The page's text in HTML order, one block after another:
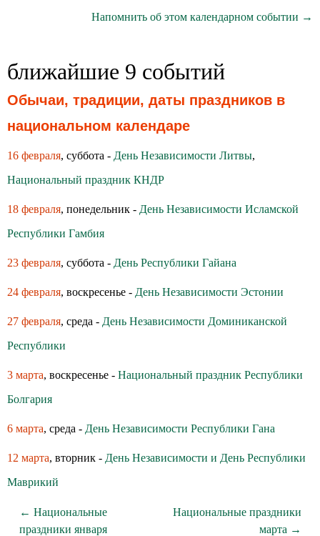
Напомнить об этом календарном событии →
ближайшие 9 событий
Обычаи, традиции, даты праздников в
национальном календаре
16 февраля, суббота - День Независимости Литвы,
Национальный праздник КНДР
18 февраля, понедельник - День Независимости Исламской
Республики Гамбия
23 февраля, суббота - День Республики Гайана
24 февраля, воскресенье - День Независимости Эстонии
27 февраля, среда - День Независимости Доминиканской
Республики
3 марта, воскресенье - Национальный праздник Республики
Болгария
6 марта, среда - День Независимости Республики Гана
12 марта, вторник - День Независимости и День Республики
Маврикий
← Национальные
праздники января
Национальные праздники
марта →